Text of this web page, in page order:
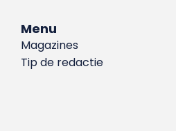
Menu
Magazines
Tip de redactie